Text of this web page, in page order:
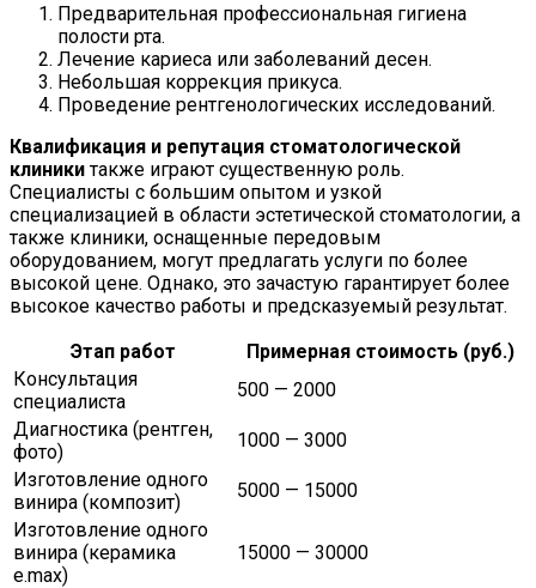
Предварительная профессиональная гигиена
полости рта.
Лечение кариеса или заболеваний десен.
Небольшая коррекция прикуса.
Проведение рентгенологических исследований.
Квалификация и репутация стоматологической
клиникитакже играют существенную роль.
Специалисты с большим опытом и узкой
специализацией в области эстетической стоматологии, а
также клиники, оснащенные передовым
оборудованием, могут предлагать услуги по более
высокой цене. Однако, это зачастую гарантирует более
высокое качество работы и предсказуемый результат.
Этап работ
Примерная стоимость (руб.)
Консультация
специалиста
500 — 2000
Диагностика (рентген,
фото)
1000 — 3000
Изготовление одного
винира (композит)
5000 — 15000
Изготовление одного
винира (керамика
e.max)
15000 — 30000